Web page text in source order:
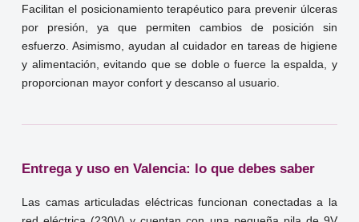
Facilitan el posicionamiento terapéutico para prevenir úlceras
por presión, ya que permiten cambios de posición sin
esfuerzo. Asimismo, ayudan al cuidador en tareas de higiene
y alimentación, evitando que se doble o fuerce la espalda, y
proporcionan mayor confort y descanso al usuario.
Entrega y uso en Valencia: lo que debes saber
Las camas articuladas eléctricas funcionan conectadas a la